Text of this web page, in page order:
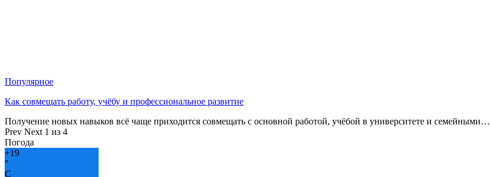
Популярное
Как совмещать работу, учёбу и профессиональное развитие
Получение новых навыков всё чаще приходится совмещать с основной работой, учёбой в университете и семейными…
Prev Next 1 из 4
Погода
+19
°
C